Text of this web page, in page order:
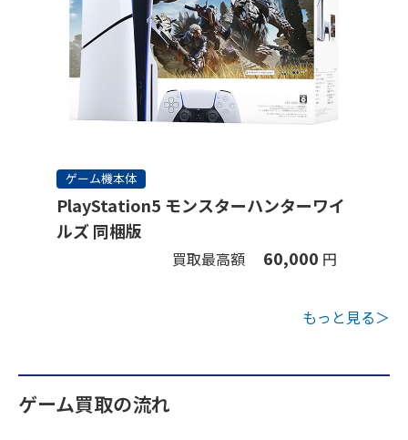
ゲーム機本体
PlayStation5 モンスターハンターワイ
ルズ 同梱版
買取最高額 60,000 円
もっと見る＞
ゲーム買取の流れ